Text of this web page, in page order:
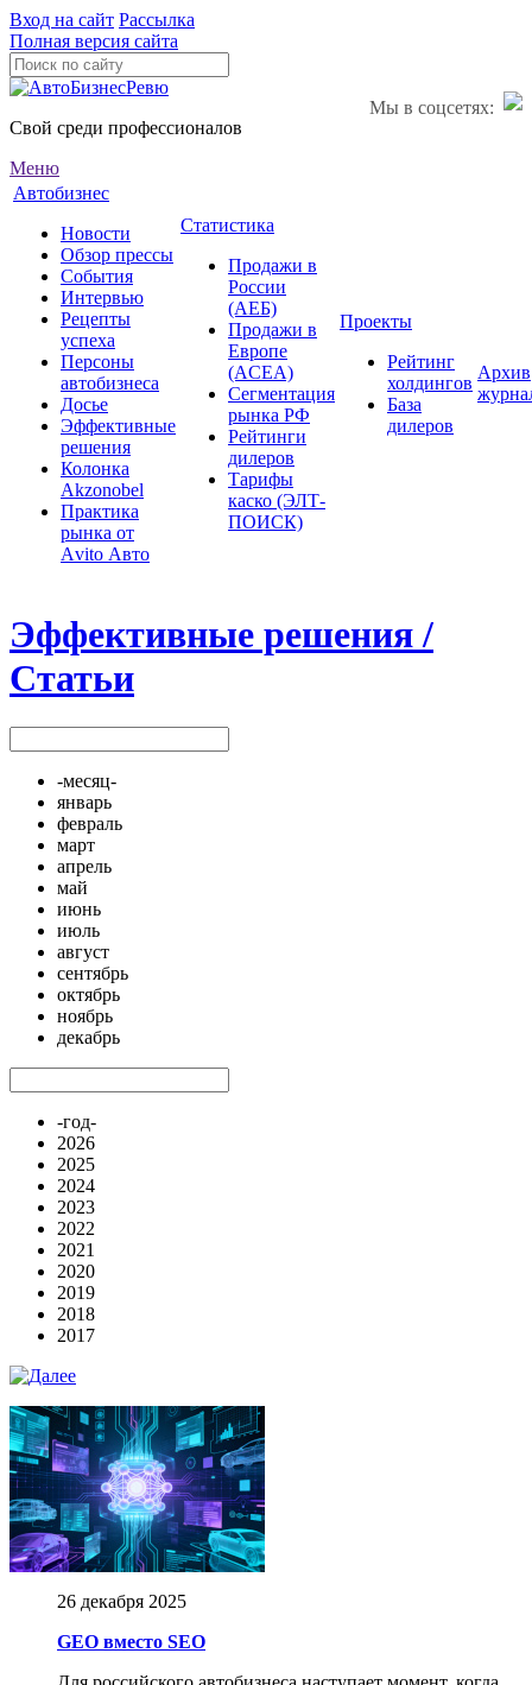
Вход на сайт Рассылка
Полная версия сайта
Мы в соцсетях:
Свой среди профессионалов
Меню
Автобизнес
Новости
Обзор прессы
События
Интервью
Рецепты
успеха
Персоны
автобизнеса
Досье
Эффективные
решения
Колонка
Akzonobel
Практика
рынка от
Аvito Авто
Статистика
Продажи в
России
(АЕБ)
Продажи в
Европе
(ACEA)
Сегментация
рынка РФ
Рейтинги
дилеров
Тарифы
каско (ЭЛТ-
ПОИСК)
Проекты
Рейтинг
холдингов
База
дилеров
Архив
Эффективные решения /
Статьи
-месяц-
январь
февраль
март
апрель
май
июнь
июль
август
сентябрь
октябрь
ноябрь
декабрь
-год-
2026
2025
2024
2023
2022
2021
2020
2019
2018
2017
26 декабря 2025
GEO вместо SEO